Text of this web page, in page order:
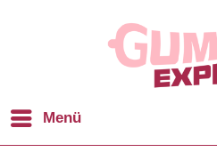
Menü